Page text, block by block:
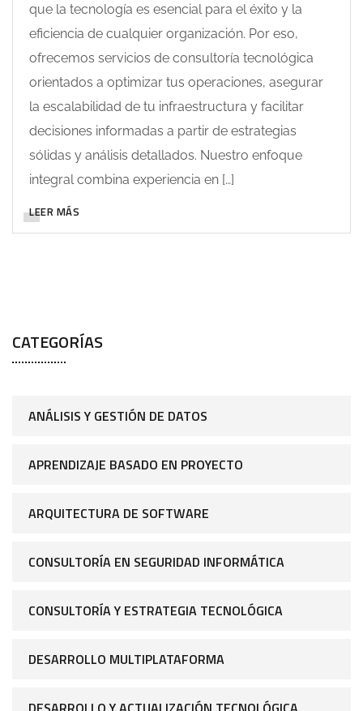
que la tecnología es esencial para el éxito y la
eficiencia de cualquier organización. Por eso,
ofrecemos servicios de consultoría tecnológica
orientados a optimizar tus operaciones, asegurar
la escalabilidad de tu infraestructura y facilitar
decisiones informadas a partir de estrategias
sólidas y análisis detallados. Nuestro enfoque
integral combina experiencia en […]
LEER MÁS
CATEGORÍAS
ANÁLISIS Y GESTIÓN DE DATOS
APRENDIZAJE BASADO EN PROYECTO
ARQUITECTURA DE SOFTWARE
CONSULTORÍA EN SEGURIDAD INFORMÁTICA
CONSULTORÍA Y ESTRATEGIA TECNOLÓGICA
DESARROLLO MULTIPLATAFORMA